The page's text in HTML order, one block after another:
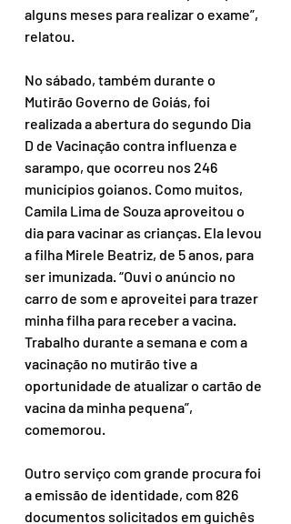
alguns meses para realizar o exame”,
relatou.
No sábado, também durante o
Mutirão Governo de Goiás, foi
realizada a abertura do segundo Dia
D de Vacinação contra influenza e
sarampo, que ocorreu nos 246
municípios goianos. Como muitos,
Camila Lima de Souza aproveitou o
dia para vacinar as crianças. Ela levou
a filha Mirele Beatriz, de 5 anos, para
ser imunizada. “Ouvi o anúncio no
carro de som e aproveitei para trazer
minha filha para receber a vacina.
Trabalho durante a semana e com a
vacinação no mutirão tive a
oportunidade de atualizar o cartão de
vacina da minha pequena”,
comemorou.
Outro serviço com grande procura foi
a emissão de identidade, com 826
documentos solicitados em guichês